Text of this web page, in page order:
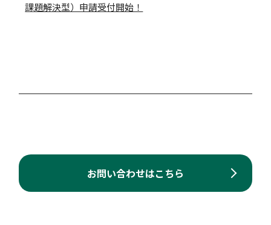
課題解決型）申請受付開始！
お問い合わせはこちら